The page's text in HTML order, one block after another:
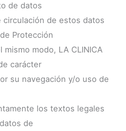
de datos
circulación de estos datos
Protección
mismo modo, LA CLINICA
carácter
su navegación y/o uso de
los textos legales
de